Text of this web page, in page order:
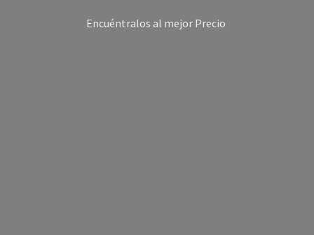
Encuéntralos al mejor Precio